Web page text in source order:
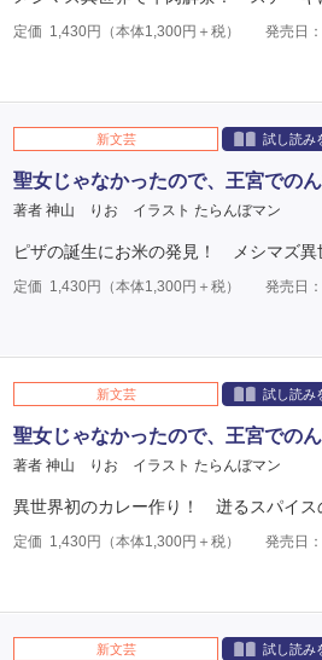
定価 1,430円（本体1,300円＋税） 発売日
新文芸 試し読み
聖女じゃなかったので、王宮での
著者 神山 りお イラスト たらんぼマン
ピザの誕生にお米の発見！ メシマズ異
定価 1,430円（本体1,300円＋税） 発売日
新文芸 試し読み
聖女じゃなかったので、王宮での
著者 神山 りお イラスト たらんぼマン
異世界初のカレー作り！ 迸るスパイス
定価 1,430円（本体1,300円＋税） 発売日
新文芸 試し読み